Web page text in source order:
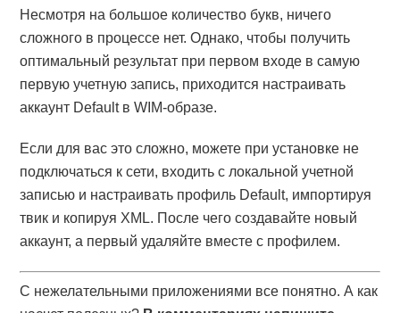
Несмотря на большое количество букв, ничего
сложного в процессе нет. Однако, чтобы получить
оптимальный результат при первом входе в самую
первую учетную запись, приходится настраивать
аккаунт Default в WIM-образе.
Если для вас это сложно, можете при установке не
подключаться к сети, входить с локальной учетной
записью и настраивать профиль Default, импортируя
твик и копируя XML. После чего создавайте новый
аккаунт, а первый удаляйте вместе с профилем.
С нежелательными приложениями все понятно. А как